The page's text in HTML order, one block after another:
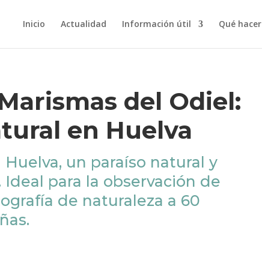
Inicio Actualidad Información útil Qué hacer
del Odiel:
en Huelva
un paraíso natural y
Ideal para la observación de
de naturaleza a 60